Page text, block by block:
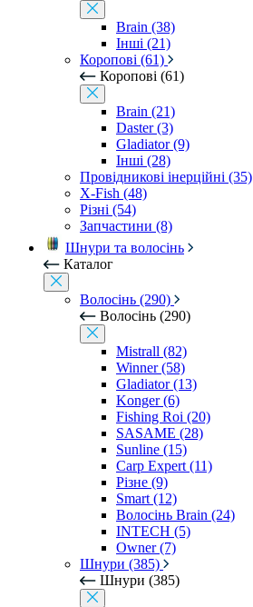
Brain (38)
Інші (21)
Коропові (61)
Коропові (61)
Brain (21)
Daster (3)
Gladiator (9)
Інші (28)
Провідникові інерційні (35)
X-Fish (48)
Різні (54)
Запчастини (8)
Шнури та волосінь
Каталог
Волосінь (290)
Волосінь (290)
Mistrall (82)
Winner (58)
Gladiator (13)
Konger (6)
Fishing Roi (20)
SASAME (28)
Sunline (15)
Carp Expert (11)
Різне (9)
Smart (12)
Волосінь Brain (24)
INTECH (5)
Owner (7)
Шнури (385)
Шнури (385)